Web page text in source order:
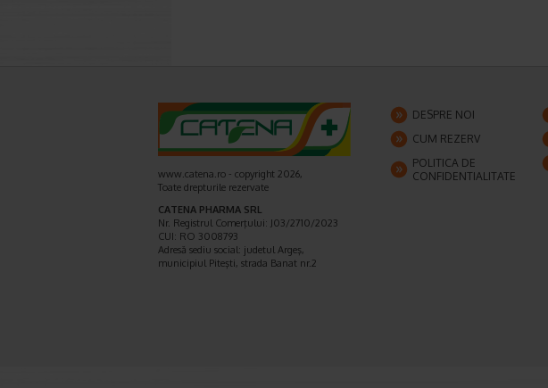
www.catena.ro - copyright 2026,
Toate drepturile rezervate
CATENA PHARMA SRL
Nr. Registrul Comerţului: J03/2710/2023
CUI: RO 3008793
Adresă sediu social: judetul Argeş,
municipiul Piteşti, strada Banat nr.2
DESPRE NOI
CUM REZERV
POLITICA DE
CONFIDENTIALITATE